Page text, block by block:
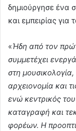
δημιούργησε ένα
και εμπειρίας
«Ήδη από τον
συμμετέχει
στη
αρχειονομία και
ενώ κεντρικός
καταγραφή και
φορέων. Η